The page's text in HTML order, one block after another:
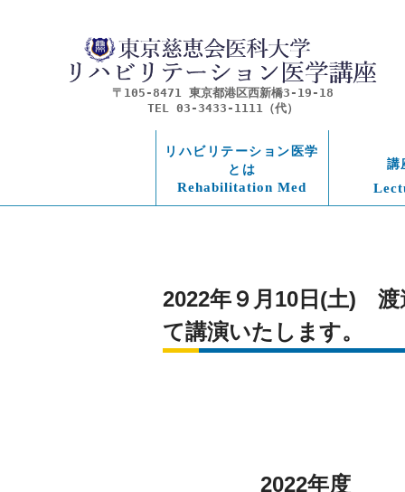
〒105-8471 東京都港区西新橋3-19-18
TEL 03-3433-1111（代）
リハビリテーション医学
とは
Rehabilitation Med
講
2022年９月10日(土)　
て講演いたします。
2022年度